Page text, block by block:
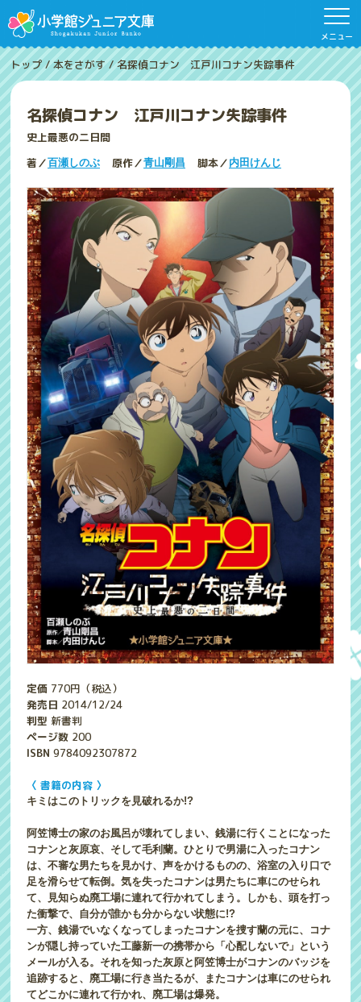
メニュー
トップ /本をさがす /名探偵コナン 江戸川コナン失踪事件
名探偵コナン 江戸川コナン失踪事件
史上最悪の二日間
著／百瀬しのぶ 原作／青山剛昌 脚本／ 内田けんじ
定価 770円（税込）
発売日 2014/12/24
判型 新書判
ページ数 200
ISBN9784092307872
〈 書籍の内容 〉
キミはこのトリックを見破れるか!?
阿笠博士の家のお風呂が壊れてしまい、銭湯に行くことになった
コナンと灰原哀、そして毛利蘭。ひとりで男湯に入ったコナン
は、不審な男たちを見かけ、声をかけるものの、浴室の入り口で
足を滑らせて転倒。気を失ったコナンは男たちに車にのせられ
て、見知らぬ廃工場に連れて行かれてしまう。しかも、頭を打っ
た衝撃で、自分が誰かも分からない状態に!?
一方、銭湯でいなくなってしまったコナンを捜す蘭の元に、コナ
ンが隠し持っていた工藤新一の携帯から「心配しないで」という
メールが入る。それを知った灰原と阿笠博士がコナンのバッジを
追跡すると、廃工場に行き当たるが、またコナンは車にのせられ
てどこかに連れて行かれ、廃工場は爆発。